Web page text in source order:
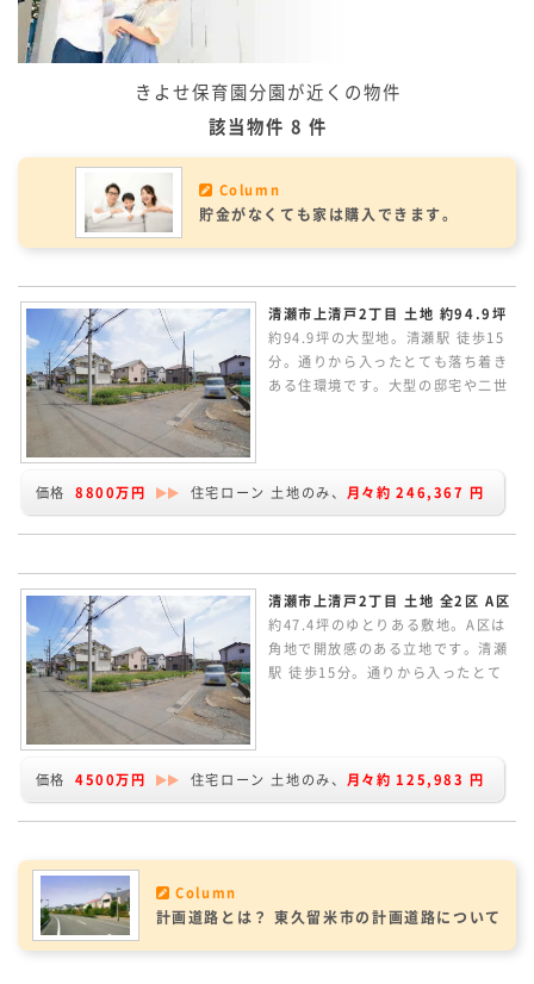
きよせ保育園分園が近くの物件
該当物件 8 件
Column
貯金がなくても家は購入できます。
清瀬市上清戸2丁目 土地 約94.9坪
約94.9坪の大型地。清瀬駅 徒歩15
分。通りから入ったとても落ち着き
ある住環境です。大型の邸宅や二世
けます。建物プランの作成など行っ
ています、お気軽にお問い合わせく
価格 8800万円 住宅ローン 土地のみ、 月々約 246,367 円
清瀬市上清戸2丁目 土地 全2区 A区
約47.4坪のゆとりある敷地。A区は
角地で開放感のある立地です。清瀬
駅 徒歩15分。通りから入ったとて
けます。建物プランの作成など行っ
ています、お気軽にお問い合わせく
価格 4500万円 住宅ローン 土地のみ、 月々約 125,983 円
Column
計画道路とは？ 東久留米市の計画道路について